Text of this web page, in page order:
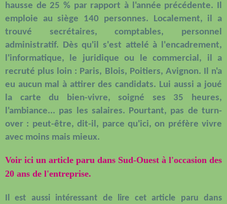
hausse de 25 % par rapport à l'année précédente. Il
emploie au siège 140 personnes. Localement, il a
trouvé secrétaires, comptables, personnel
administratif. Dès qu'il s'est attelé à l'encadrement,
l'informatique, le juridique ou le commercial, il a
recruté plus loin : Paris, Blois, Poitiers, Avignon. Il n'a
eu aucun mal à attirer des candidats. Lui aussi a joué
la carte du bien-vivre, soigné ses 35 heures,
l'ambiance... pas les salaires. Pourtant, pas de turn-
over : peut-être, dit-il, parce qu'ici, on préfère vivre
avec moins mais mieux.
Voir ici un article paru dans Sud-Ouest à l'occasion des
20 ans de l'entreprise.
Il est aussi intéressant de lire cet article paru dans